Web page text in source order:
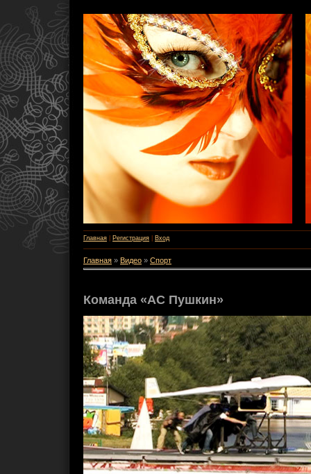
Главная Регистрация Вход
Главная » Видео » Спорт
Команда «АС Пушкин»